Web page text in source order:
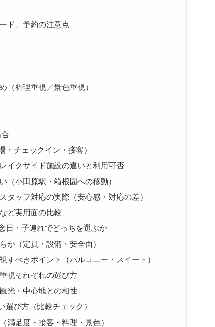
ド、予約の注意点
（料理重視／景色重視）
チェックイン・接客）
イクサイド施設の違いと利用可否
（小田原駅・箱根園への移動）
タッフ対応の実際（安心感・対応の差）
ど実用面の比較
日・子連れでどっちを選ぶか
か（定員・設備・安全面）
すべきポイント（バルコニー・スイート）
視それぞれの選び方
光・中心地との相性
び方（比較チェック）
満足度・接客・料理・景色）